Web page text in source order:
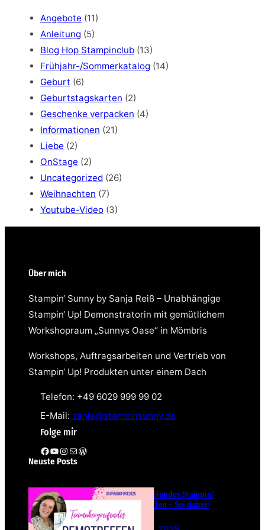
Angebote (11)
Anleitung (5)
Blog Hop Stampinclub (13)
Frühjahr-/Sommerkatalog (14)
Geburt (6)
Geburtstagskarten (2)
Geschenke verpacken (4)
Informationen (21)
Liebe (2)
OnStage (2)
Uncategorized (26)
Weihnachten (7)
Youtube-Video (3)
Über mich
Stampin‘ Sunny by Sanja Reiß – Unabhängige
Stampin‘ Up! Demonstratorin mit gemütlichem
Workshopraum „Sunnys Oase“ in Mömbris
Workshops, Auftragsarbeiten und Vertrieb von
Stampin‘ Up! Produkten unter einem Dach
Telefon: +49 6029 999 99 02
E-Mail: sanja@stampinsunny.de
Folge mir
Facebook YouTube Instagram E-Mail WordPress
Neuste Posts
Teamübergreifendes Stampin‘
Up! Demotreffen – Sei dabei!